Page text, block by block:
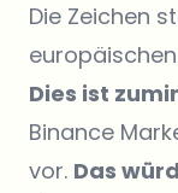
Die Zeichen
Dies ist
Binance
vor. Das